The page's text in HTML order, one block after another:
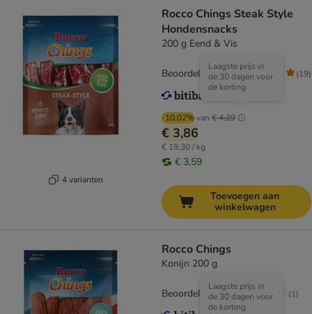
4 varianten
Rocco Chings Steak Style
Hondensnacks
200 g Eend & Vis
-10.02%van € 4,29
Laagste prijs in
de 30 dagen voor
de korting
€ 3,86
€ 19,30 / kg
€ 3,59
Beoordeling: 4.5/5 (19)
Toevoegen aan
winkelwagen
Rocco Chings
Konijn 200 g
Laagste prijs in
de 30 dagen voor
de korting
Beoordeling: 3/5 (1)